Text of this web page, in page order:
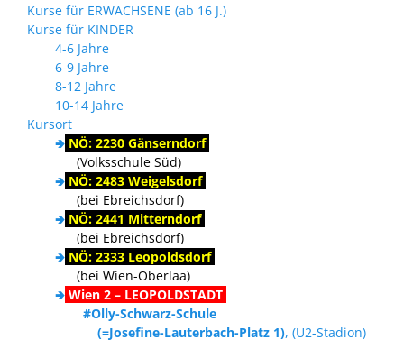
Kurse für ERWACHSENE (ab 16 J.)
Kurse für KINDER
4-6 Jahre
6-9 Jahre
8-12 Jahre
10-14 Jahre
Kursort
🢂 NÖ: 2230 Gänserndorf
(Volksschule Süd)
🢂 NÖ: 2483 Weigelsdorf
(bei Ebreichsdorf)
🢂 NÖ: 2441 Mitterndorf
(bei Ebreichsdorf)
🢂 NÖ: 2333 Leopoldsdorf
(bei Wien-Oberlaa)
🢂 Wien 2 – LEOPOLDSTADT
#Olly-Schwarz-Schule
(=Josefine-Lauterbach-Platz 1), (U2-Stadion)